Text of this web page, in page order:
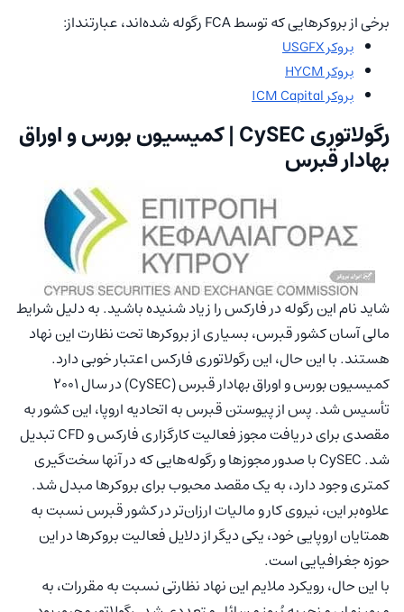
برخی از بروکرهایی که توسط FCA رگوله شده‌اند، عبارتنداز:
بروکر USGFX
بروکر HYCM
بروکر ICM Capital
رگولاتوری CySEC | کمیسیون بورس و اوراق
بهادار قبرس
شاید نام این رگوله در فارکس را زیاد شنیده باشید. به دلیل شرایط
مالی آسان کشور قبرس، بسیاری از بروکرها تحت نظارت این نهاد
هستند. با این حال، این رگولاتوری فارکس اعتبار خوبی دارد.
کمیسیون بورس و اوراق بهادار قبرس (CySEC) در سال ۲۰۰۱
تأسیس شد. پس از پیوستن قبرس به اتحادیه اروپا، این کشور به
مقصدی برای دریافت مجوز فعالیت کارگزاری فارکس و CFD تبدیل
شد. CySEC با صدور مجوز‌ها و رگوله‌هایی که در آنها سخت‌گیری
کمتری وجود دارد، به یک مقصد محبوب برای بروکرها مبدل شد.
علاوه‌بر این، نیروی کار و مالیات ارزان‌تر در کشور قبرس نسبت به
همتایان اروپایی خود، یکی دیگر از دلایل فعالیت بروکرها در این
حوزه جغرافیایی است.
با این حال، رویکرد ملایم این نهاد نظارتی نسبت به مقررات، به